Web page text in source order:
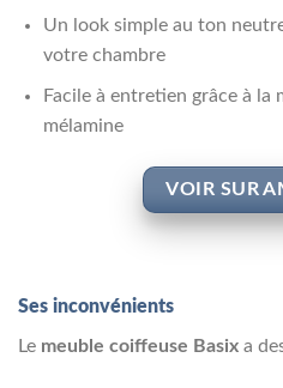
Un look simple au ton
votre chambre
Facile à entretien grâce à la
mélamine
VOIR SUR
Ses inconvénients
Le meuble coiffeuse Basix a